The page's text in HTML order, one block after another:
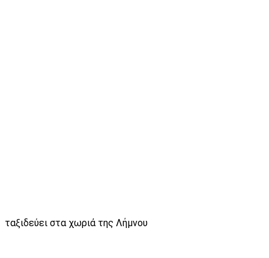
ταξιδεύει στα χωριά της Λήμνου